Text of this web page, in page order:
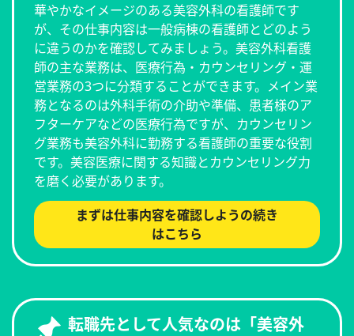
華やかなイメージのある美容外科の看護師です
が、その仕事内容は一般病棟の看護師とどのよう
に違うのかを確認してみましょう。美容外科看護
師の主な業務は、医療行為・カウンセリング・運
営業務の3つに分類することができます。メイン業
務となるのは外科手術の介助や準備、患者様のア
フターケアなどの医療行為ですが、カウンセリン
グ業務も美容外科に勤務する看護師の重要な役割
です。美容医療に関する知識とカウンセリング力
を磨く必要があります。
まずは仕事内容を確認しようの続き
はこちら
転職先として人気なのは「美容外